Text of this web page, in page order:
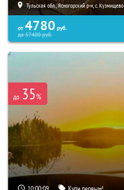
Тульская обл., Ясногорский р-н, с. Кузмищево
от 4780 руб.
до57400руб.
до 35%